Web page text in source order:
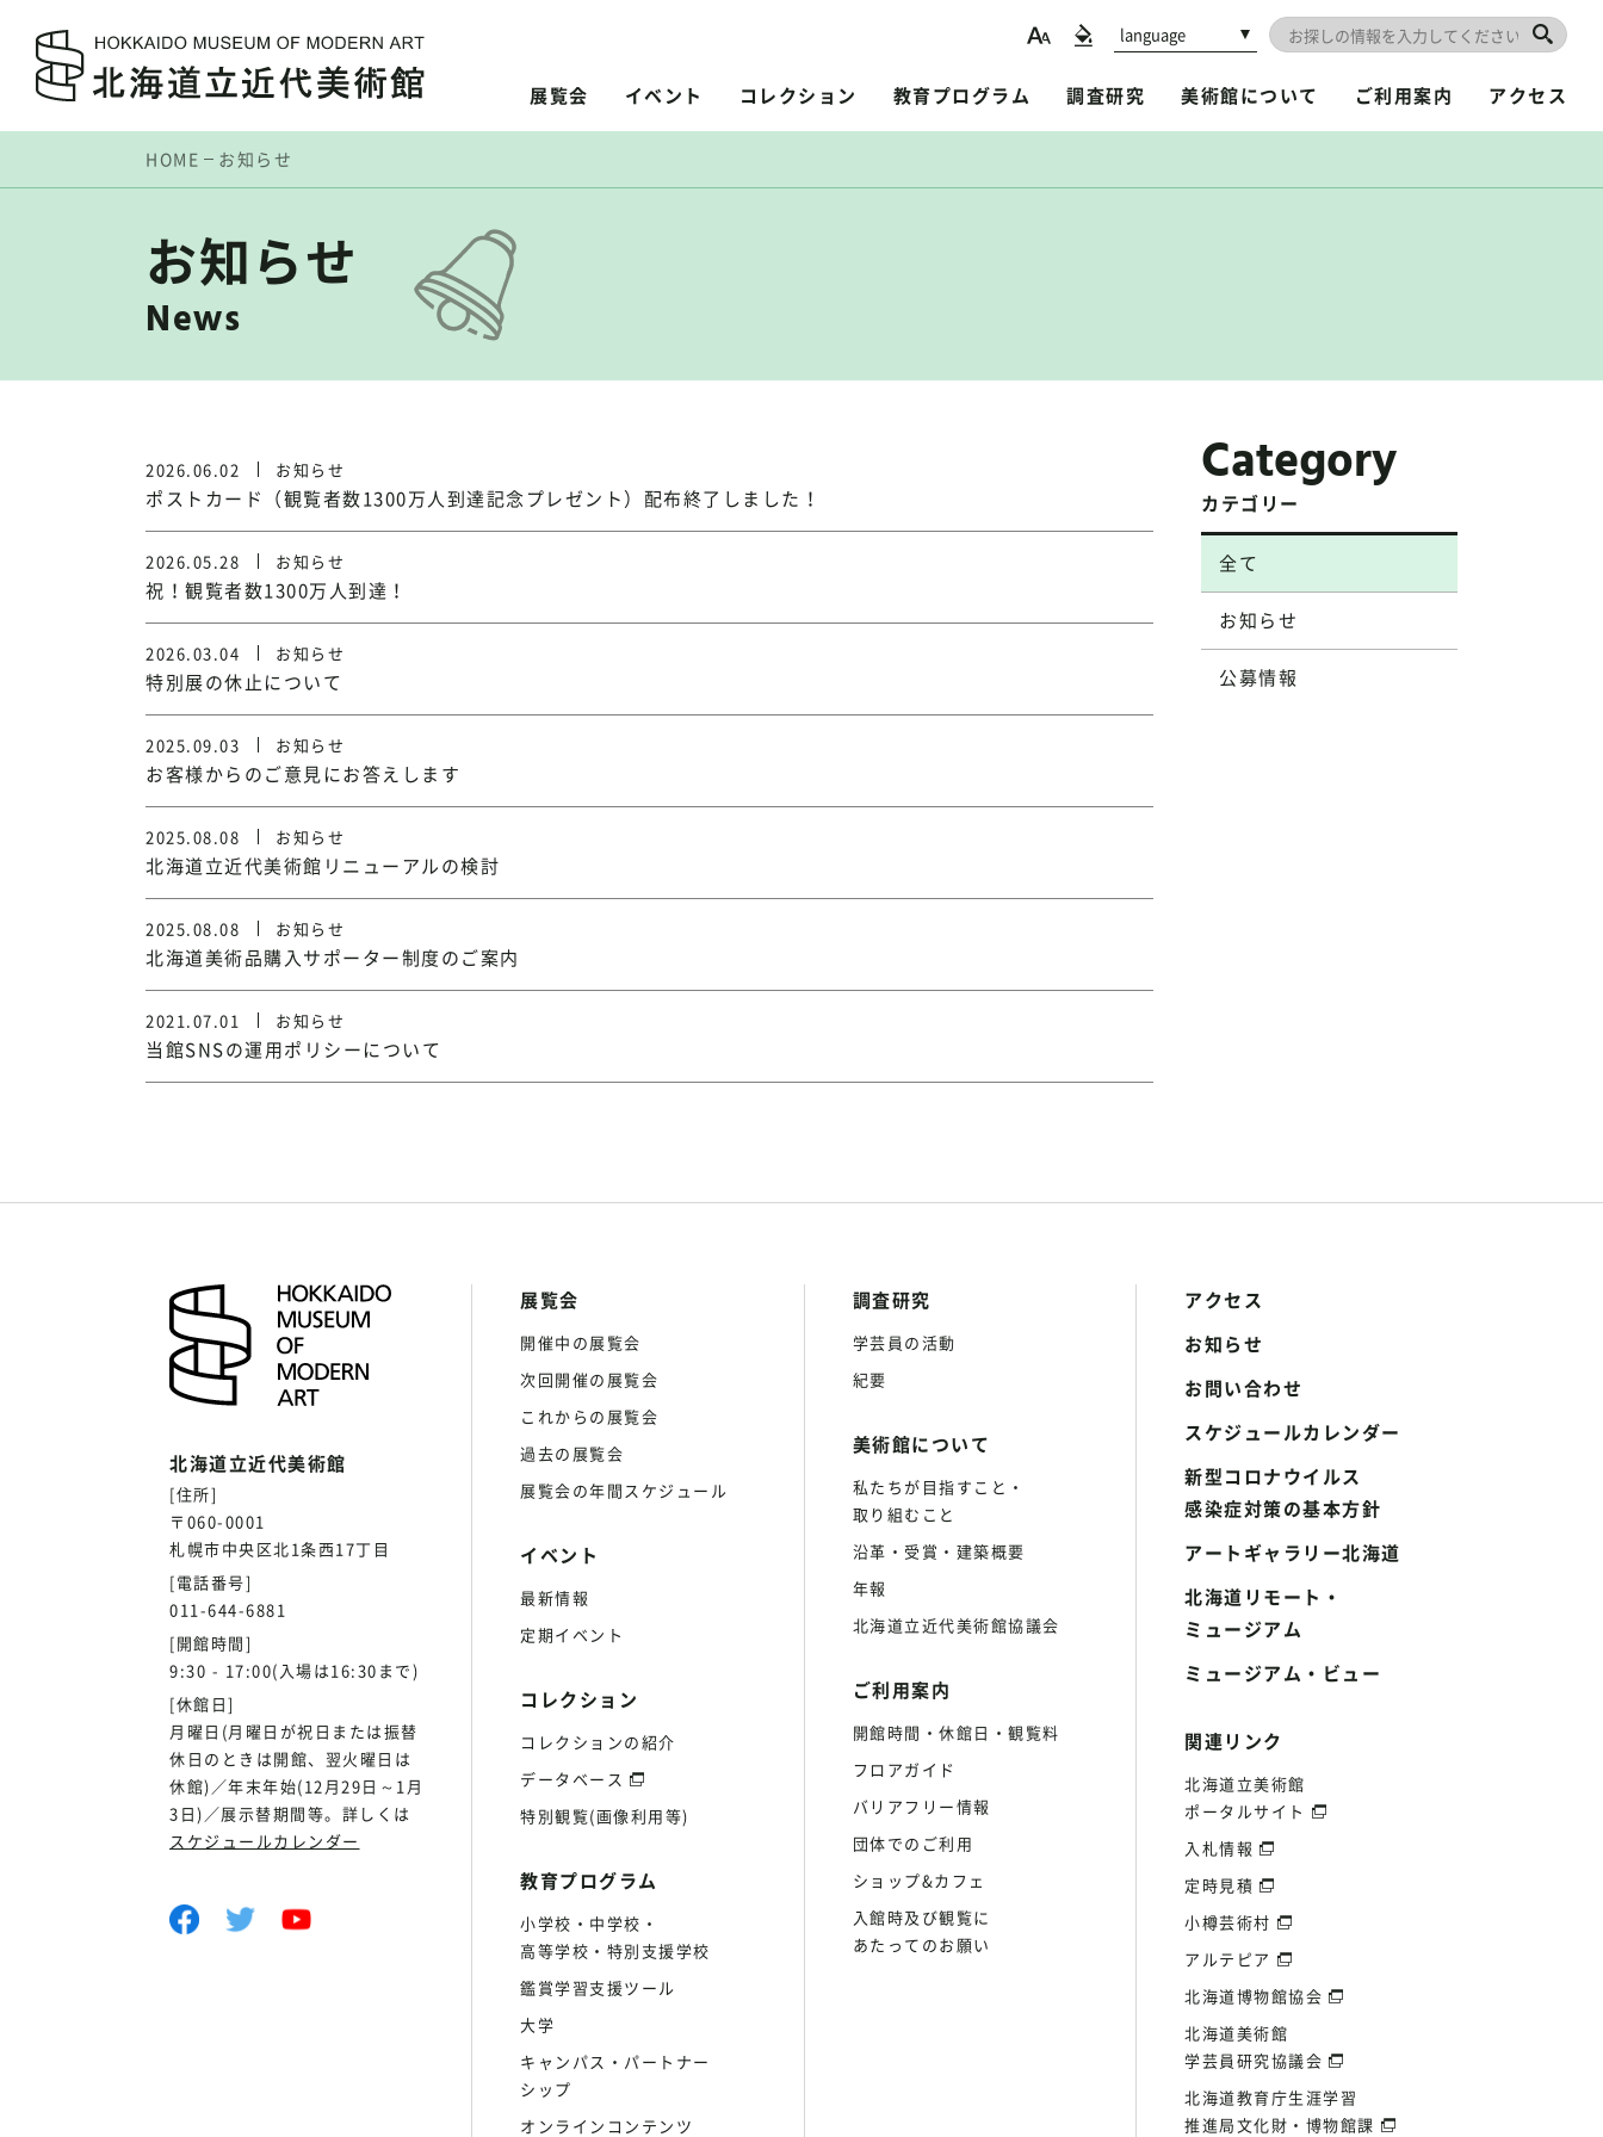
language
展覧会 イベント コレクション 教育プログラム 調査研究 美術館について ご利用案内 アクセス
HOME お知らせ
お知らせ
News
2026.06.02 お知らせ
ポストカード（観覧者数1300万人到達記念プレゼント）配布終了しました！
2026.05.28 お知らせ
祝！観覧者数1300万人到達！
2026.03.04 お知らせ
特別展の休止について
2025.09.03 お知らせ
お客様からのご意見にお答えします
2025.08.08 お知らせ
北海道立近代美術館リニューアルの検討
2025.08.08 お知らせ
北海道美術品購入サポーター制度のご案内
2021.07.01 お知らせ
当館SNSの運用ポリシーについて
Category
カテゴリー
全て
お知らせ
公募情報
北海道立近代美術館
[住所]
〒060-0001
札幌市中央区北1条西17丁目
[電話番号]
011-644-6881
[開館時間]
9:30 - 17:00(入場は16:30まで)
[休館日]
月曜日(月曜日が祝日または振替
休日のときは開館、翌火曜日は
休館)／年末年始(12月29日～1月
3日)／展示替期間等。詳しくは
スケジュールカレンダー
展覧会
開催中の展覧会
次回開催の展覧会
これからの展覧会
過去の展覧会
展覧会の年間スケジュール
イベント
最新情報
定期イベント
コレクション
コレクションの紹介
データベース
特別観覧(画像利用等)
教育プログラム
小学校・中学校・
高等学校・特別支援学校
鑑賞学習支援ツール
大学
キャンパス・パートナー
シップ
オンラインコンテンツ
調査研究
学芸員の活動
紀要
美術館について
私たちが目指すこと・
取り組むこと
沿革・受賞・建築概要
年報
北海道立近代美術館協議会
ご利用案内
開館時間・休館日・観覧料
フロアガイド
バリアフリー情報
団体でのご利用
ショップ&カフェ
入館時及び観覧に
あたってのお願い
アクセス
お知らせ
お問い合わせ
スケジュールカレンダー
新型コロナウイルス
感染症対策の基本方針
アートギャラリー北海道
北海道リモート・
ミュージアム
ミュージアム・ビュー
関連リンク
北海道立美術館
ポータルサイト
入札情報
定時見積
小樽芸術村
アルテピア
北海道博物館協会
北海道美術館
学芸員研究協議会
北海道教育庁生涯学習
推進局文化財・博物館課